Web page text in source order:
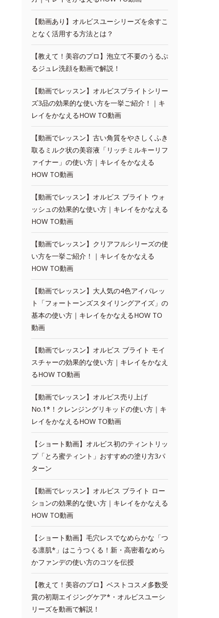
【動画あり】オルビスユーシリーズを余すこ
となく活用する方法とは？
【教えて！美容のプロ】泡立て不要のうるぷ
るジュレ洗顔を動画で解説！
【動画でレッスン】オルビスブライトシリー
ズ3品の効果的な使い方を一挙ご紹介！｜キ
レイをかなえるHOW TO動画
【動画でレッスン】古い角質をやさしくふき
取るミルク状の美容液「リッチミルキーリフ
ァイナー」の使い方｜キレイをかなえる
HOW TO動画
【動画でレッスン】オルビス ブライト ウォ
ッシュの効果的な使い方｜キレイをかなえる
HOW TO動画
【動画でレッスン】クリアフルシリーズの使
い方を一挙ご紹介！｜キレイをかなえる
HOW TO動画
【動画でレッスン】大人気の4色アイパレッ
ト「フォートーンズスタイリングアイズ」の
基本の使い方｜キレイをかなえるHOW TO
動画
【動画でレッスン】オルビス ブライト モイ
スチャーの効果的な使い方｜キレイをかなえ
るHOW TO動画
【動画でレッスン】オルビス売り上げ
No.1*！クレンジングリキッドの使い方｜キ
レイをかなえるHOW TO動画
【ショート動画】オルビス初のティントリッ
プ「とろ蜜ティント」おすすめの塗り方3パ
ターン
【動画でレッスン】オルビス ブライト ロー
ションの効果的な使い方｜キレイをかなえる
HOW TO動画
【ショート動画】毛穴レスでなめらかな「つ
る凛肌*」はこうつくる！新・高密着なめら
かファンデの使い方のコツを伝授
【教えて！美容のプロ】ベストコスメ多数受
賞の初期エイジングケア*・オルビスユーシ
リーズを動画で解説！